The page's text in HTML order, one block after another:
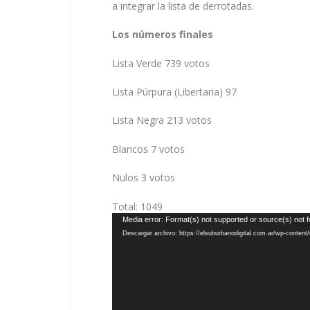
a integrar la lista de derrotadas.
Los números finales
Lista Verde 739 votos
Lista Púrpura (Libertaria) 97
Lista Negra 213 votos
Blancos 7 votos
Nulos 3 votos
Total: 1049
Reproductor
Media error: Format(s) not supported or source(s) not
Descargar archivo: https://elsuburbanodigital.com.ar/wp-